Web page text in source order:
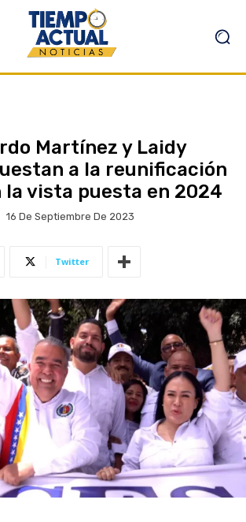
Martínez y Laidy
a la reunificación
la vista puesta en 2024
16 De Septiembre De 2023
Twitter